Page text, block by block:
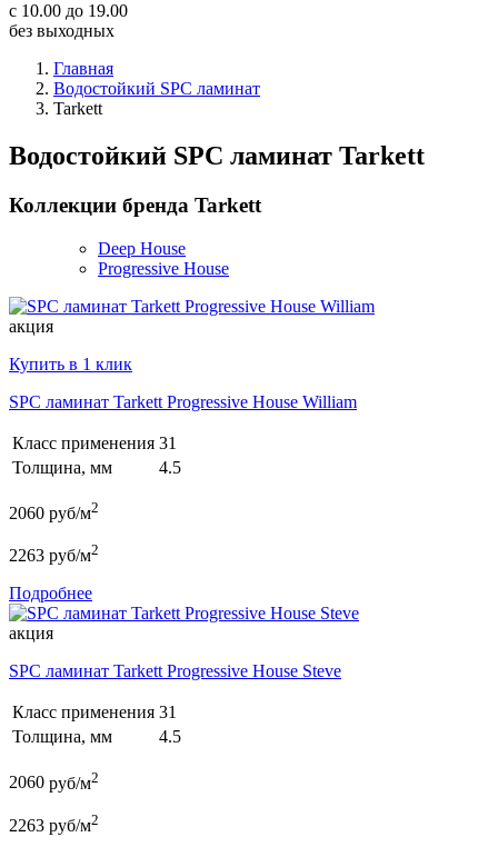
с 10.00 до 19.00
без выходных
Главная
Водостойкий SPC ламинат
Tarkett
Водостойкий SPC ламинат Tarkett
Коллекции бренда Tarkett
Deep House
Progressive House
акция
Купить в 1 клик
SPC ламинат Tarkett Progressive House William
Класс применения 31
Толщина, мм
4.5
2060 руб/м2
2263 руб/м2
Подробнее
акция
SPC ламинат Tarkett Progressive House Steve
Класс применения 31
Толщина, мм
4.5
2060 руб/м2
2263 руб/м2